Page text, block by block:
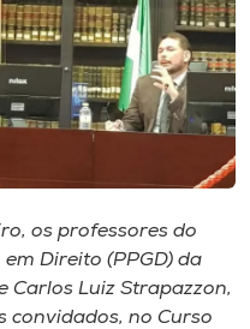
os professores do
Direito (PPGD) da
Carlos Luiz Strapazzon,
convidados, no Curso